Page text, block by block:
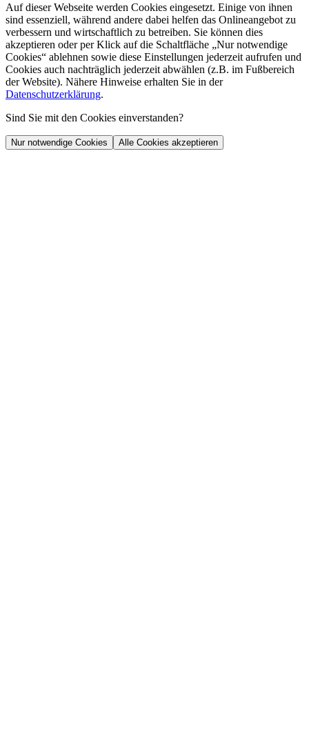
Auf dieser Webseite werden Cookies eingesetzt. Einige von ihnen
sind essenziell, während andere dabei helfen das Onlineangebot zu
verbessern und wirtschaftlich zu betreiben. Sie können dies
akzeptieren oder per Klick auf die Schaltfläche „Nur notwendige
Cookies“ ablehnen sowie diese Einstellungen jederzeit aufrufen und
Cookies auch nachträglich jederzeit abwählen (z.B. im Fußbereich
der Website). Nähere Hinweise erhalten Sie in der
Datenschutzerklärung.
Sind Sie mit den Cookies einverstanden?
Nur notwendige Cookies Alle Cookies akzeptieren